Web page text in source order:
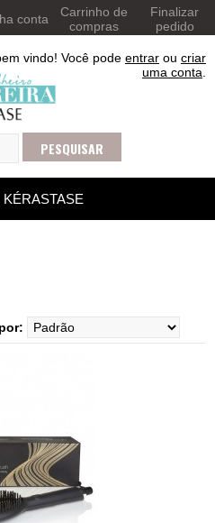
conta
Carrinho de
compras
Finalizar
pedido
vindo! Você pode entrar ou criar
uma conta